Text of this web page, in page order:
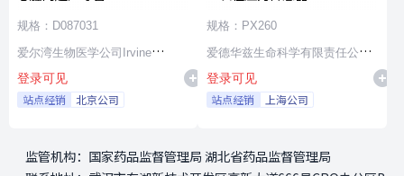
规格：D087031
爱尔湾生物医学公司Irvine
Biomedical,Inc. a St. Jude
Medical Company
登录可见
站点经销 北京公司
规格：PX260
爱德华兹生命科学有限责任公司
Edwards Lifesciences LLC
登录可见
站点经销 上海公司
监管机构： 国家药品监督管理局 湖北省药品监督管理局